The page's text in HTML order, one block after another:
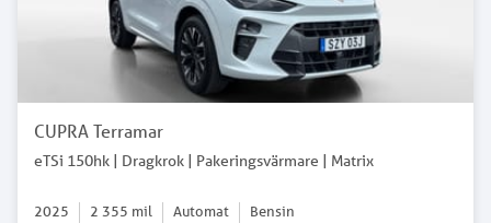
CUPRA Terramar
eTSi 150hk | Dragkrok | Pakeringsvärmare | Matrix
2025 2 355 mil Automat Bensin